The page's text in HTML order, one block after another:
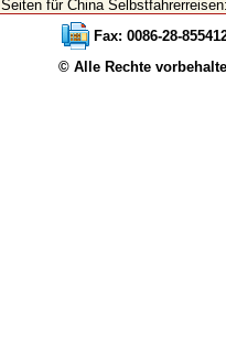
Seiten für China
Fax: 0086-28-
© Alle Rechte